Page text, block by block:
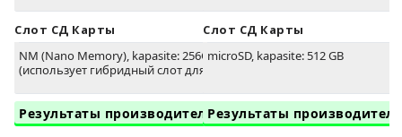
Слот СД Карты
NM (Nano Memory), kapasite: 256GB
(использует гибридный слот для SIM)
Результаты производительности
Слот СД Карты
microSD, kapasite: 512 GB
Результаты